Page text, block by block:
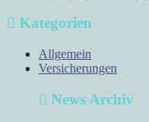
Kategorien
Allgemein
Versicherungen
News Archiv